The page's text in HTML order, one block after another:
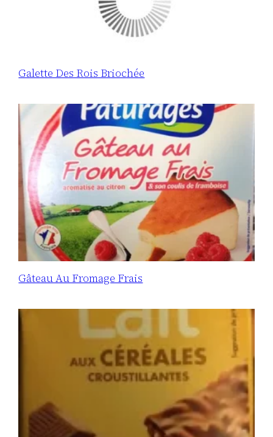
Galette Des Rois Briochée
Gâteau Au Fromage Frais